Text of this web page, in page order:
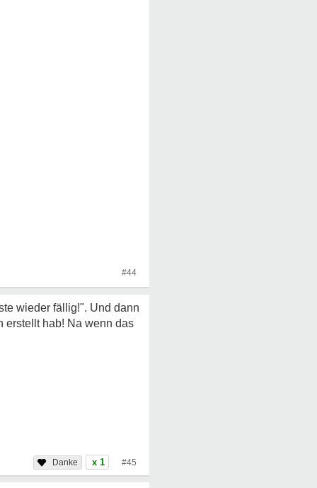
#44
wieder fällig!". Und dann
erstellt hab! Na wenn das
x 1 #45